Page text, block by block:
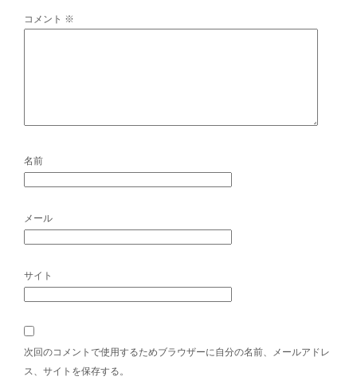
コメント ※
名前
メール
サイト
次回のコメントで使用するためブラウザーに自分の名前、メールアドレ
ス、サイトを保存する。